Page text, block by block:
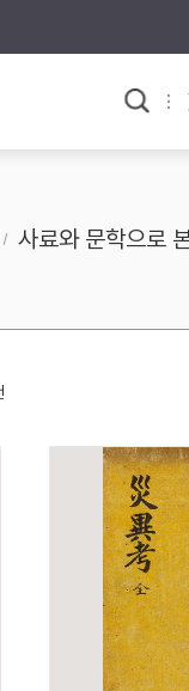
으로 본
약용
“정조”와 “정약
“정조” 또는 “
사료와 문학으로